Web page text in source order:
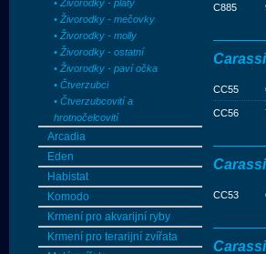
• Živorodky - platy
• Živorodky - mečovky
• Živorodky - molly
• Živorodky - ostatní
• Živorodky - paví očka
• Čtverzubci
• Čtverzubcovití a
hrotnočelcovití
Arcadia
Eden
Habistat
Komodo
Krmení pro akvarijní ryby
Krmení pro terarijní zvířata
C885
CC55
CC56
CC53